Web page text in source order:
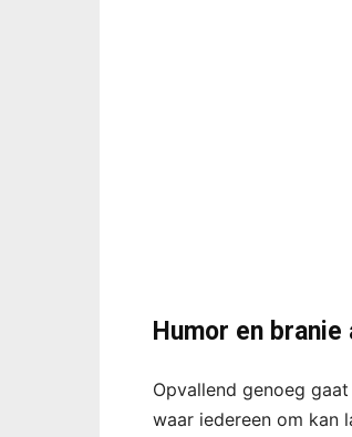
Humor en
Opvallend genoeg
waar iedereen om kan